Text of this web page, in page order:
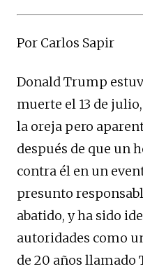
Por Carlos Sapir
Donald Trump
muerte el 13 de
la oreja pero
después de que un
contra él en un
presunto
abatido, y ha sido
autoridades como
de 20 años